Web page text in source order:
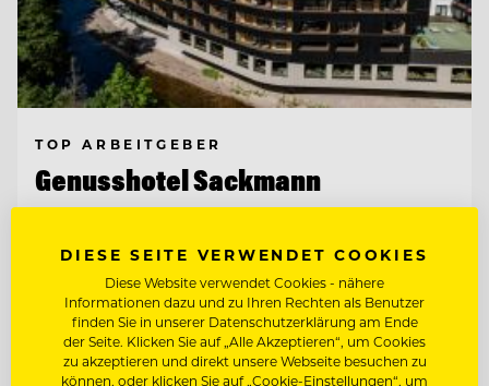
TOP ARBEITGEBER
Genusshotel Sackmann
72270 Baiersbronn, Deutschland
CHEF DE RANG
DIESE SEITE VERWENDET COOKIES
Diese Website verwendet Cookies - nähere
Informationen dazu und zu Ihren Rechten als Benutzer
finden Sie in unserer Datenschutzerklärung am Ende
der Seite. Klicken Sie auf „Alle Akzeptieren“, um Cookies
zu akzeptieren und direkt unsere Webseite besuchen zu
können, oder klicken Sie auf „Cookie-Einstellungen“, um